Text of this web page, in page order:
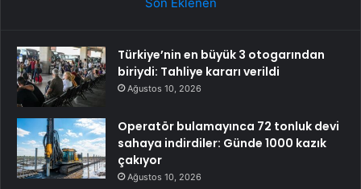
Türkiye’nin en büyük 3 otogarından
biriydi: Tahliye kararı verildi
Ağustos 10, 2026
Operatör bulamayınca 72 tonluk devi
sahaya indirdiler: Günde 1000 kazık
çakıyor
Ağustos 10, 2026